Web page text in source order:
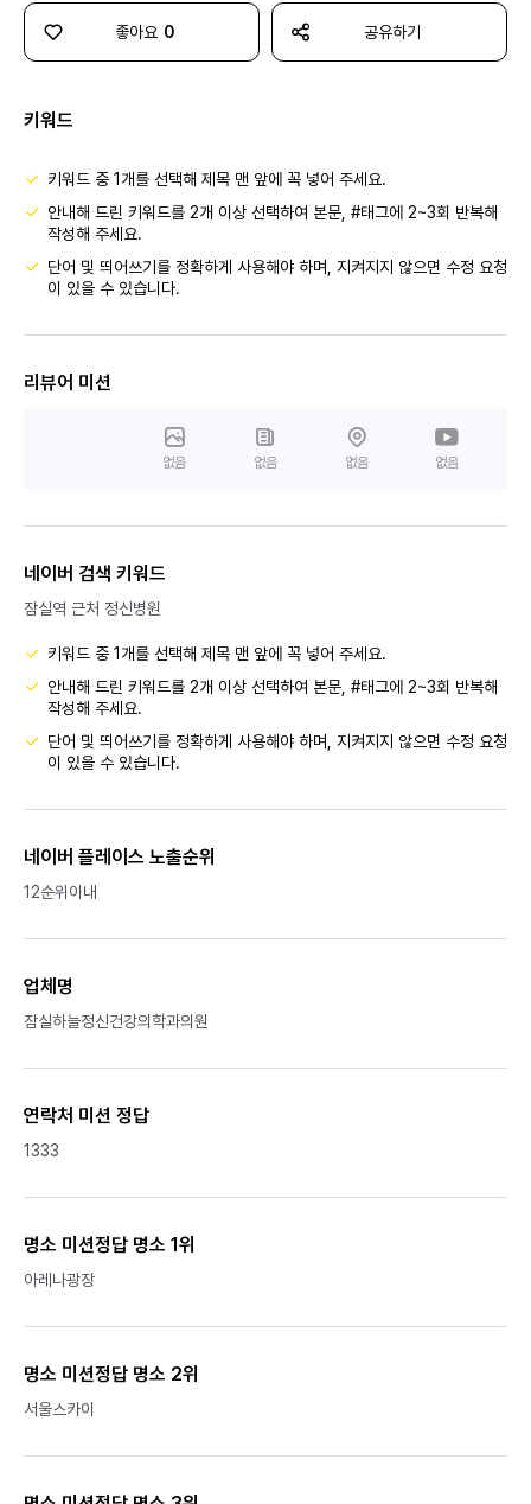
좋아요 0 공유하기
키워드
키워드 중 1개를 선택해 제목 맨 앞에 꼭 넣어 주세요.
안내해 드린 키워드를 2개 이상 선택하여 본문, #태그에 2~3회 반복해
작성해 주세요.
단어 및 띄어쓰기를 정확하게 사용해야 하며, 지켜지지 않으면 수정 요청
이 있을 수 있습니다.
리뷰어 미션
없음 없음 없음 없음
네이버 검색 키워드
잠실역 근처 정신병원
키워드 중 1개를 선택해 제목 맨 앞에 꼭 넣어 주세요.
안내해 드린 키워드를 2개 이상 선택하여 본문, #태그에 2~3회 반복해
작성해 주세요.
단어 및 띄어쓰기를 정확하게 사용해야 하며, 지켜지지 않으면 수정 요청
이 있을 수 있습니다.
네이버 플레이스 노출순위
12순위이내
업체명
잠실하늘정신건강의학과의원
연락처 미션 정답
1333
명소 미션정답 명소 1위
아레나광장
명소 미션정답 명소 2위
서울스카이